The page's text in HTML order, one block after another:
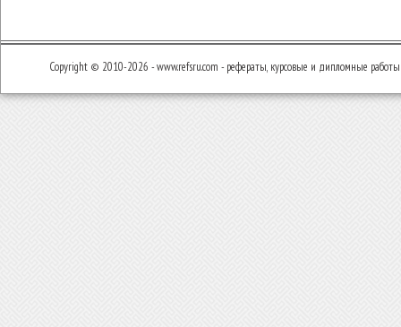
Copyright © 2010-2026 - www.refsru.com - рефераты, курсовые и дипломные работы